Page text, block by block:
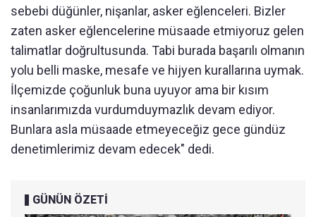
sebebi düğünler, nişanlar, asker eğlenceleri. Bizler
zaten asker eğlencelerine müsaade etmiyoruz gelen
talimatlar doğrultusunda. Tabi burada başarılı olmanın
yolu belli maske, mesafe ve hijyen kurallarına uymak.
İlçemizde çoğunluk buna uyuyor ama bir kısım
insanlarımızda vurdumduymazlık devam ediyor.
Bunlara asla müsaade etmeyeceğiz gece gündüz
denetimlerimiz devam edecek" dedi.
GÜNÜN ÖZETİ